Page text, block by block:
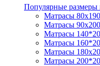
Популярные размеры
Матрасы 80x190
Матрасы 90x200
Матрасы
Матрасы
Матрасы
Матрасы